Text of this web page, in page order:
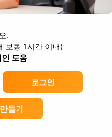
.
보통 1시간 이내)
도움
로그인
들기